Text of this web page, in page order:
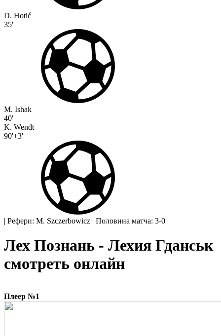
D. Hotić
35'
M. Ishak
40'
K. Wendt
90'+3'
| Рефери: M. Szczerbowicz | Половина матча: 3-0
Лех Познань - Лехия Гданськ
смотреть онлайн
Плеер №1